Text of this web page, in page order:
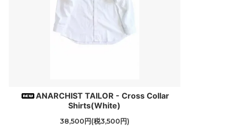
ANARCHIST TAILOR - Cross Collar
Shirts(White)
38,500円(税3,500円)